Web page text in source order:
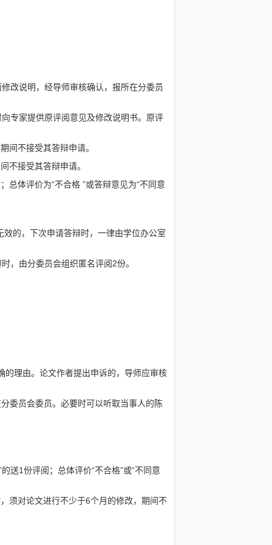
改说明，经导师审核确认，报所在分委员
专家提供原评阅意见及修改说明书。原评
间不接受其答辩申请。
不接受其答辩申请。
总体评价为“不合格 ”或答辩意见为“不同意
的，下次申请答辩时，一律由学位办公室
，由分委员会组织匿名评阅2份。
的理由。论文作者提出申诉的，导师应审核
委员会委员。必要时可以听取当事人的陈
送1份评阅；总体评价“不合格”或“不同意
须对论文进行不少于6个月的修改，期间不